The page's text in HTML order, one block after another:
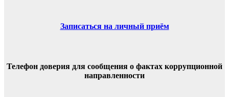
Записаться на личный приём
Телефон доверия для сообщения о фактах коррупционной
направленности